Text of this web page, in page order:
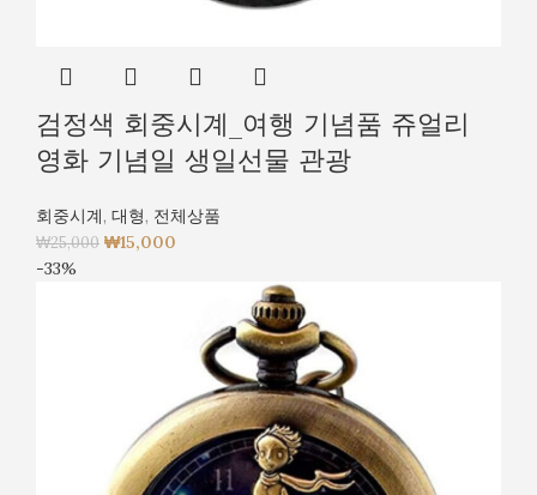
검정색 회중시계_여행 기념품 쥬얼리
영화 기념일 생일선물 관광
회중시계, 대형, 전체상품
₩25,000 ₩15,000
-33%